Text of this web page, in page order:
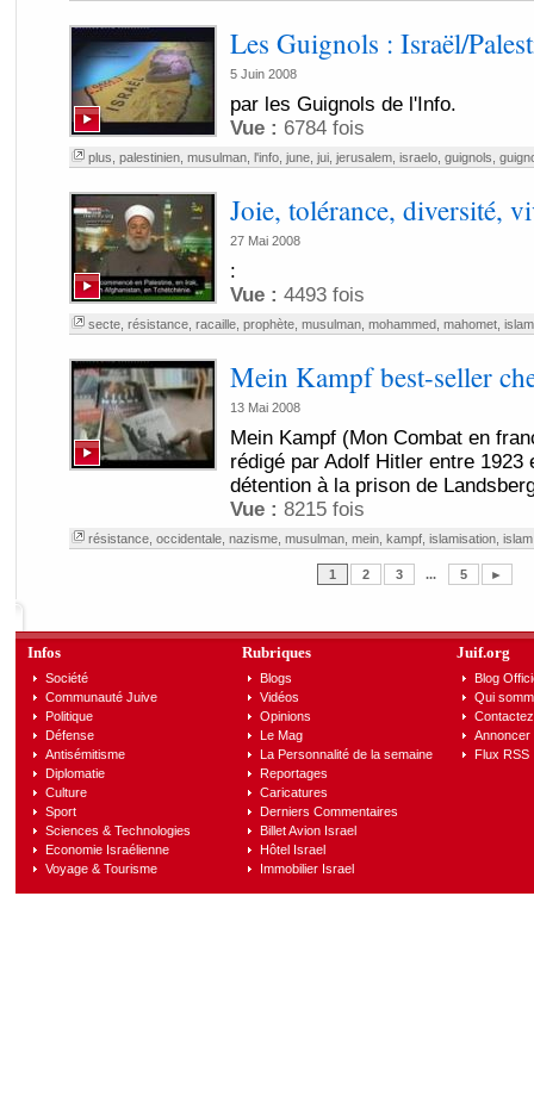
Les Guignols : Israël/
5 Juin 2008
par les Guignols de l'Info.
Vue : 6784 fois
plus palestinien, musulman, l'info, june, jui, jerusalem, israelo, guignols
Joie, tolérance, diversité,
27 Mai 2008
:
Vue : 4493 fois
secte, résistance, racaille, prophète, musulman, mohammed, mahomet,
Mein Kampf best-seller
13 Mai 2008
Mein Kampf (Mon Combat en
rédigé par Adolf Hitler entre 1923
détention à la prison de
Vue : 8215 fois
résistance, occidentale, nazisme, musulman, mein, kampf, islamisation, islam
1 2 3 ... 5 ►
Infos
Société
Communauté Juive
Politique
Défense
Antisémitisme
Diplomatie
Culture
Sport
Sciences & Technologies
Economie Israélienne
Voyage & Tourisme
Rubriques
Blogs
Vidéos
Opinions
Le Mag
La Personnalité de la semaine
Reportages
Caricatures
Derniers Commentaires
Billet Avion Israel
Hôtel Israel
Immobilier Israel
Juif.org
Blog
Qui
Annoncer
Flux RSS